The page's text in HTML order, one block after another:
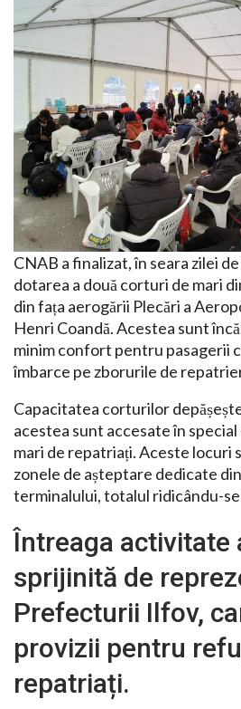
CNAB a finalizat, în seara zilei
dotarea a două corturi de mari
din fața aerogării Plecări a
Henri Coandă. Acestea sunt
minim confort pentru pasagerii
îmbarce pe zborurile de
Capacitatea corturilor
acestea sunt accesate în
mari de repatriați. Aceste locuri
zonele de așteptare dedicate
terminalului, totalul ridicându-
Întreaga activitate
sprijinită de
Prefecturii Ilfov,
provizii pentru
repatriați.